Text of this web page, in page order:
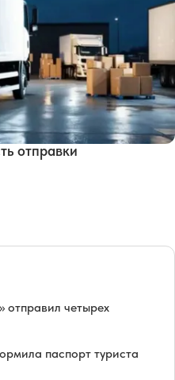
отправки
отправил четырех
паспорт туриста